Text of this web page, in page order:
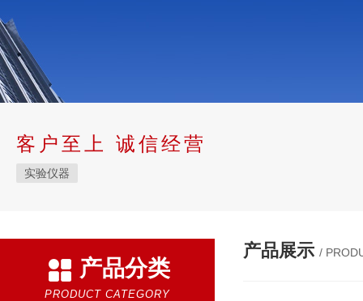
客户至上 诚信经营
实验仪器
产品分类
PRODUCT CATEGORY
产品展示 /